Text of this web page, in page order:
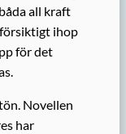
all kraft
ihop
för det
Novellen
har